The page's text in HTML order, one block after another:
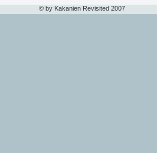
© by Kakanien Revisited 2007